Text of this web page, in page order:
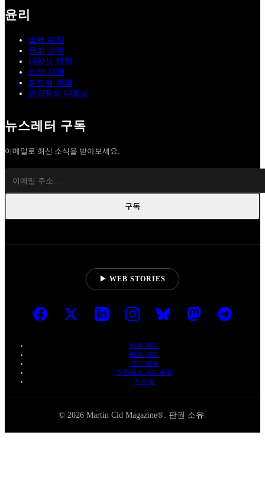
윤리
발행 원칙
윤리 강령
다양성 정책
정정 정책
피드백 정책
편집팀의 다양성
뉴스레터 구독
이메일로 최신 소식을 받아보세요.
구독
▶ WEB STORIES
이용 약관
법적 고지
쿠키 정책
개인정보 처리방침
저작권
© 2026 Martin Cid Magazine®. 판권 소유.